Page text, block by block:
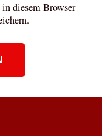
diesem Browser